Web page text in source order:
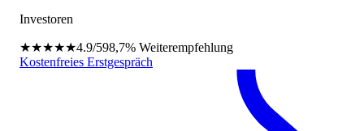
Investoren
★★★★★4.9/598,7% Weiterempfehlung
Kostenfreies Erstgespräch